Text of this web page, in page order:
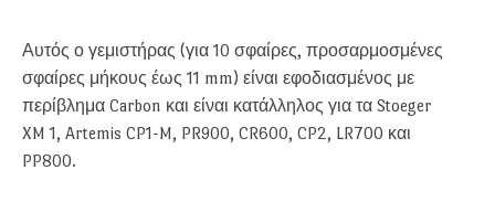
Αυτός ο γεμιστήρας (για 10 σφαίρες, προσαρμοσμένες
σφαίρες μήκους έως 11 mm) είναι εφοδιασμένος με
περίβλημα Carbon και είναι κατάλληλος για τα Stoeger
XM 1, Artemis CP1-M, PR900, CR600, CP2, LR700 και
PP800.